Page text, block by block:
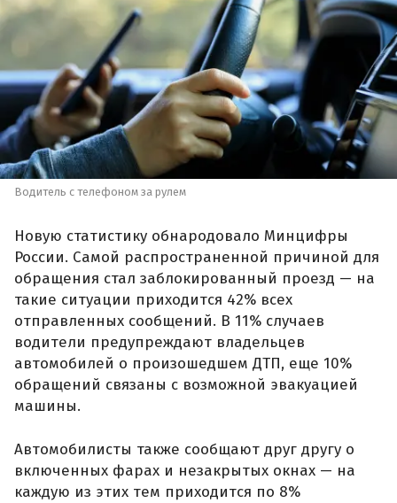
Водитель с телефоном за рулем
Новую статистику обнародовало Минцифры
России. Самой распространенной причиной для
обращения стал заблокированный проезд — на
такие ситуации приходится 42% всех
отправленных сообщений. В 11% случаев
водители предупреждают владельцев
автомобилей о произошедшем ДТП, еще 10%
обращений связаны с возможной эвакуацией
машины.
Автомобилисты также сообщают друг другу о
включенных фарах и незакрытых окнах — на
каждую из этих тем приходится по 8%